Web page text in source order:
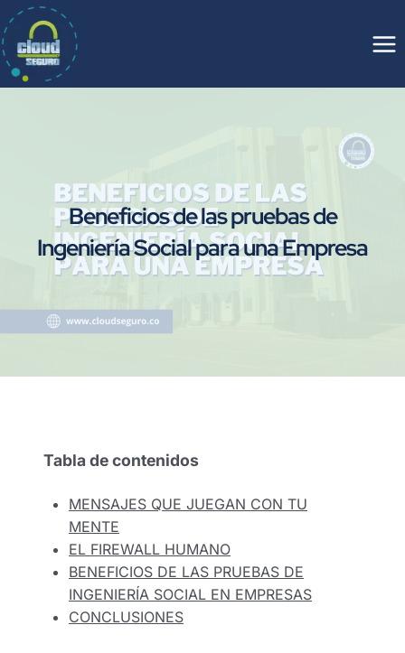
Saltar
al
contenido
Beneficios de las pruebas de
Ingeniería Social para una Empresa
Tabla de contenidos
MENSAJES QUE JUEGAN CON TU
MENTE
EL FIREWALL HUMANO
BENEFICIOS DE LAS PRUEBAS DE
INGENIERÍA SOCIAL EN EMPRESAS
CONCLUSIONES